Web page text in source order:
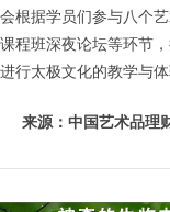
根据学员们参与八个
程班深夜论坛等环节
行太极文化的教学与体
来源：中国艺术品理